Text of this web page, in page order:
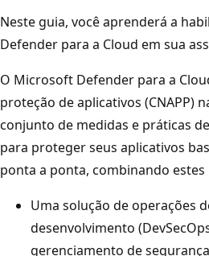
Neste guia, você aprenderá a
Defender para a Cloud em sua
O Microsoft Defender para a
proteção de aplicativos (CNAPP)
conjunto de medidas e práticas
para proteger seus aplicativos
ponta a ponta, combinando estes
Uma solução de operações
desenvolvimento
gerenciamento de